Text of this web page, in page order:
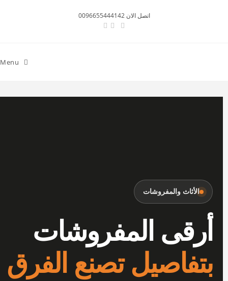
اتصل الان 0096655444142
Menu
الأثاث والمفروشات
أرقى المفروشات
بتفاصيل تصنع الفرق